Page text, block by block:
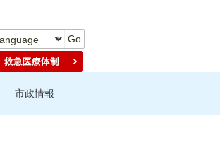
Go
市政情報